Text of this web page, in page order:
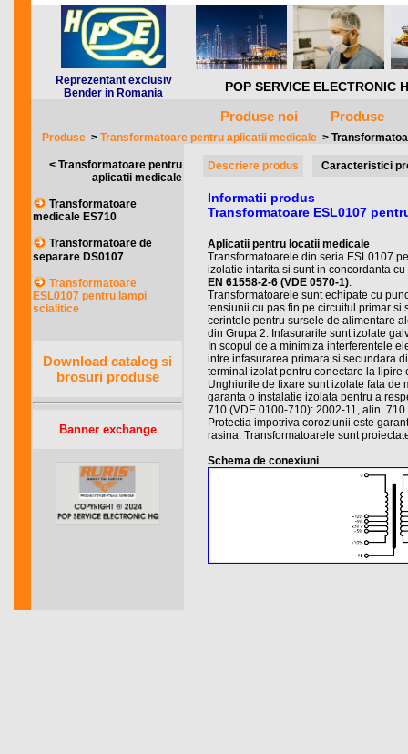
Reprezentant exclusiv
Bender in Romania
POP SERVICE
Produse noi Produse
Produse > Transformatoare pentru aplicatii medicale >
< Transformatoare pentru
aplicatii medicale
Transformatoare
medicale ES710
Transformatoare de
separare DS0107
Transformatoare
ESL0107 pentru lampi
scialitice
Download catalog si
brosuri produse
Banner exchange
Descriere produs Caracteristici
Informatii produs
Transformatoare ESL0107
Aplicatii pentru locatii medicale
Transformatoarele din seria ESL0107
izolatie intarita si sunt in concordanta
EN 61558-2-6 (VDE 0570-1).
Transformatoarele sunt echipate cu
tensiunii cu pas fin pe circuitul primar
cerintele pentru sursele de alimentare
din Grupa 2. Infasurarile sunt izolate
In scopul de a minimiza interferentele
intre infasurarea primara si secundara
terminal izolat pentru conectare la lipire
Unghiurile de fixare sunt izolate fata de
garanta o instalatie izolata pentru a
710 (VDE 0100-710): 2002-11, alin.
Protectia impotriva coroziunii este
rasina. Transformatoarele sunt
Schema de conexiuni